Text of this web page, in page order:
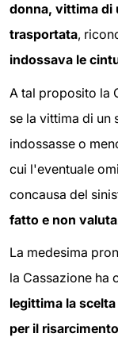
donna, vittima di
trasportata,
indossava le
A tal proposito la
se la vittima di un
indossasse o
cui l'eventuale
concausa del
fatto e non
La medesima
la Cassazione ha
legittima la
per il